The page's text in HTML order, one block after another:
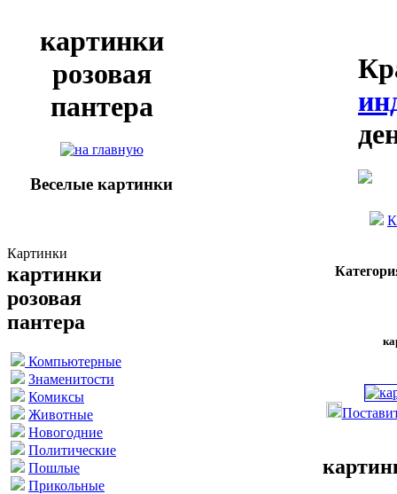
картинки
розовая
пантера
Веселые картинки
Картинки
картинки
розовая
пантера
Компьютерные
Знаменитости
Комиксы
Животные
Новогодние
Политические
Пошлые
Прикольные